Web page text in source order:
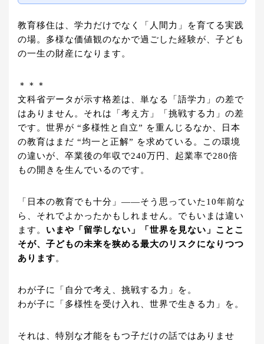
教育移住は、学力だけでなく「人間力」を育てる実践
の場。多様な価値観のなかで過ごした経験が、子ども
の一生の財産になります。
＊＊＊
文科省データが示す格差は、単なる「語学力」の差で
はありません。それは「考え方」「挑戦する力」の差
です。世界が “多様性と自立” を重んじるなか、日本
の教育はまだ “均一と正解” を求めている。この環境
の違いが、卒業後の年収で240万円、起業率で280倍
もの開きを生んでいるのです。
「日本の教育でも十分」——そう思っていた10年前な
ら、それでよかったかもしれません。でもいまは違い
ます。 いまや「留学しない」「世界を見ない」ことこ
そが、子どもの未来を狭める最大のリスクになりつつ
あります。
わが子に「自分で考え、挑戦する力」を。
わが子に「多様性を受け入れ、世界で生きる力」を。
それは、特別な才能をもつ子だけの話ではありませ